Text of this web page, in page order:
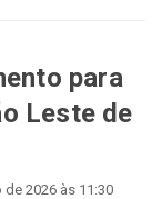
para
Leste de
de 2026 às 11:30